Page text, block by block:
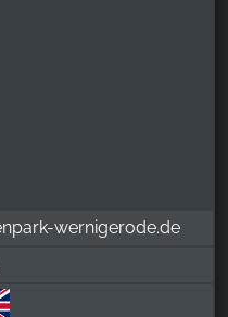
wernigerode.de